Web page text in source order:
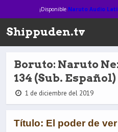
¡Disponible Naruto Audio
Shippuden.tv
Boruto: Naruto
134 (Sub. Español)
1 de diciembre del 2019
Título: El poder de